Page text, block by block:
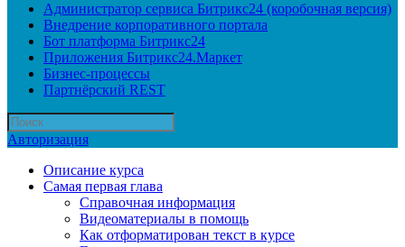
Администратор сервиса Битрикс24 (коробочная версия)
Внедрение корпоративного портала
Бот платформа Битрикс24
Приложения Битрикс24.Маркет
Бизнес-процессы
Партнёрский REST
Авторизация
Описание курса
Самая первая глава
Справочная информация
Видеоматериалы в помощь
Как отформатирован текст в курсе